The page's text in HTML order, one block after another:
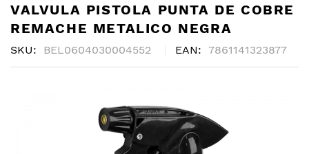
VALVULA PISTOLA PUNTA DE COBRE
REMACHE METALICO NEGRA
SKU BEL0604030004552 EAN 7861141323877